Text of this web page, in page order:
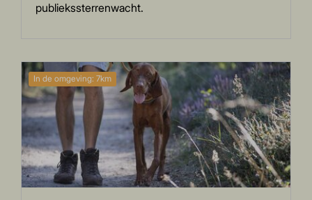
publiekssterrenwacht.
In de omgeving: 7km